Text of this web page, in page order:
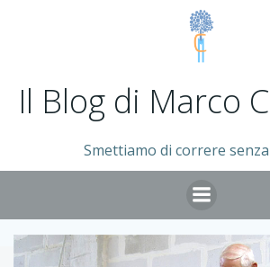
Vai
al
contenuto
Il Blog di Marco
Smettiamo di correre